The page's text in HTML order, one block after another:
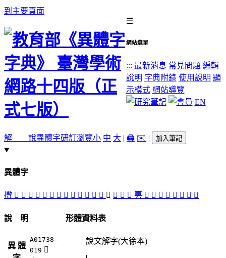
到主要頁面
☰
網站選單
::: 最新消息 常見問題 編輯
說明 字典附錄 使用說明 顯
示模式 網站導覽
EN
解 說異體字研訂瀏覽小 中 大 | 🖨️ ✉️ | 加入筆記
異體字
㩤 󲟋 󲞽 󲟃 󲟅 󲟄 󲟉 󲞻 󲞶 󲟊 󲟁 󲞼 󲞾 𢾭 󲟂 𢾾 󲟀 󲞿 旉 󲞷 󲞺 󲟈 󲞸 󲞹 󲟇 󲟆 𨊴
說 明
異 體
A01738-
019 󲟂
形體資料表
說文解字(大徐本)